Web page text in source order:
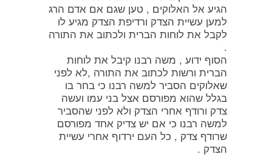
הגיע אל האלוקים , טען שגם אם אדם הרג
למען עשיית הצדק ורדיפת הצדק מגיע לו
לקבל את לוחות הברית ולכתוב את התורה
.
הסוף ידוע , משה רבנו קיבל את לוחות
הברית ורשות לכתוב את התורה ,לא לפני
שאלוקים הסביר למשה רבנו כי בחר בו
בגלל שהוא מפורסם אצל בני עמו ועשה
צדק ורודף אחרי הצדק ולא לפני שהסביר
למשה רבנו כי אם יש צדיק אחד מפורסם
שרודף צדק , כל העם ירדוף אחרי עשיית
הצדק .